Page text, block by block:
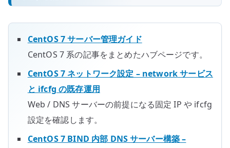
CentOS 7 サーバー管理ガイド
CentOS 7 系の記事をまとめたハブページです。
CentOS 7 ネットワーク設定 – network サービス
と ifcfg の既存運用
Web / DNS サーバーの前提になる固定 IP や ifcfg
設定を確認します。
CentOS 7 BIND 内部 DNS サーバー構築 –